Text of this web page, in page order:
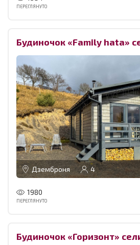
ПЕРЕГЛЯНУТО
Будиночок «Family hata»
Дземброня 4
1980
ПЕРЕГЛЯНУТО
Будиночок «Горизонт»